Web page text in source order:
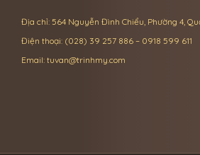
Địa chỉ: 564 Nguyễn Đình Chiểu, Phường 4,
Điện thoại: (028) 39 257 886 – 0918 599 611
Email: tuvan@trinhmy.com